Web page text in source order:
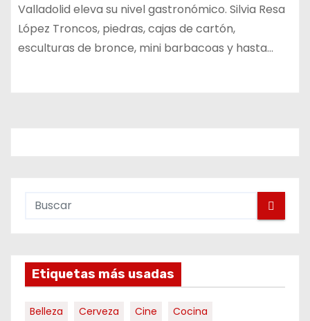
Valladolid eleva su nivel gastronómico. Silvia Resa
López Troncos, piedras, cajas de cartón,
esculturas de bronce, mini barbacoas y hasta…
Etiquetas más usadas
Belleza Cerveza Cine
Cocina